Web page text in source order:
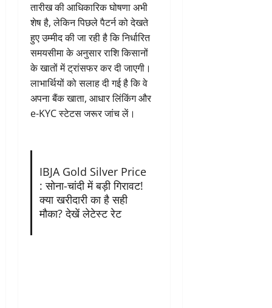
तारीख की आधिकारिक घोषणा अभी
शेष है, लेकिन पिछले पैटर्न को देखते
हुए उम्मीद की जा रही है कि निर्धारित
समयसीमा के अनुसार राशि किसानों
के खातों में ट्रांसफर कर दी जाएगी।
लाभार्थियों को सलाह दी गई है कि वे
अपना बैंक खाता, आधार लिंकिंग और
e-KYC स्टेटस जरूर जांच लें।
IBJA Gold Silver Price
: सोना-चांदी में बड़ी गिरावट!
क्या खरीदारी का है सही
मौका? देखें लेटेस्ट रेट